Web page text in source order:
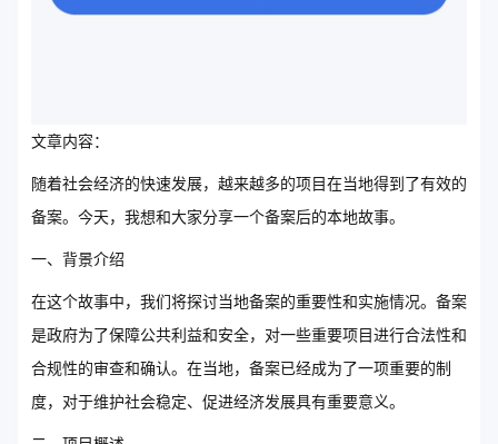
文章内容：
随着社会经济的快速发展，越来越多的项目在当地得到了有效的
备案。今天，我想和大家分享一个备案后的本地故事。
一、背景介绍
在这个故事中，我们将探讨当地备案的重要性和实施情况。备案
是政府为了保障公共利益和安全，对一些重要项目进行合法性和
合规性的审查和确认。在当地，备案已经成为了一项重要的制
度，对于维护社会稳定、促进经济发展具有重要意义。